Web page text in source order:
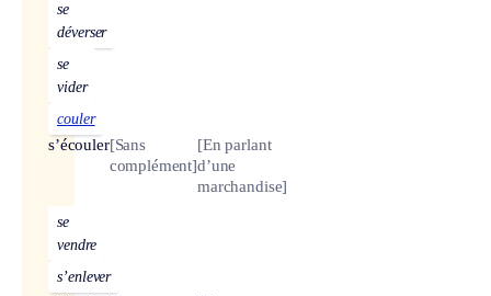
se
déverser
se
vider
couler
s’écouler[Sans
complément]
[En parlant
d’une
marchandise]
se
vendre
s’enlever